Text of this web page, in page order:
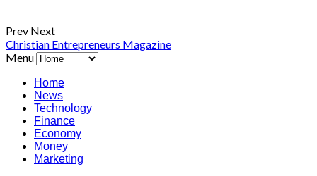
Prev Next
Christian Entrepreneurs Magazine
Menu
Home
News
Technology
Finance
Economy
Money
Marketing